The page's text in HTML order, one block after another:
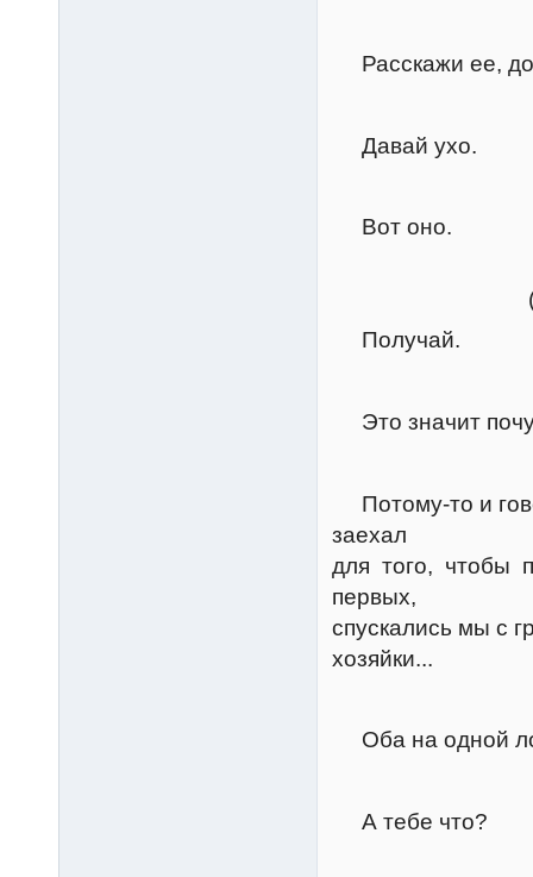
Расскажи ее,
Давай ухо.
Вот оно.
(бьет
Получай.
Это значит
Потому-то и
заехал
для того, чтобы
первых,
спускались мы с
хозяйки...
Оба на одной
А тебе что?